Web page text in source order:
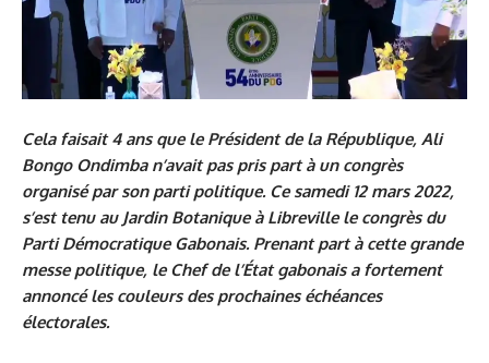
Cela faisait 4 ans que le Président de la République, Ali
Bongo Ondimba n’avait pas pris part à un congrès
organisé par son parti politique. Ce samedi 12 mars 2022,
s’est tenu au Jardin Botanique à Libreville le congrès du
Parti Démocratique Gabonais. Prenant part à cette grande
messe politique, le Chef de l’État gabonais a fortement
annoncé les couleurs des prochaines échéances
électorales.